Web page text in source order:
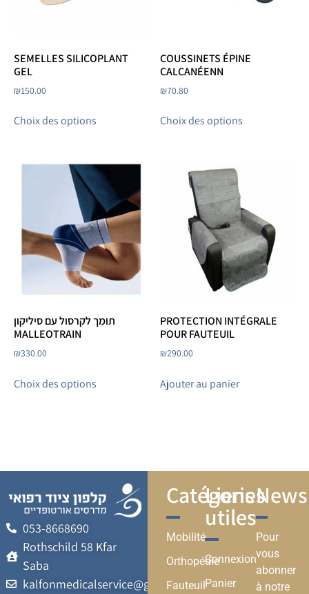
SEMELLES SILICOPLANT
GEL
₪150.00
Choix des options
COUSSINETS ÉPINE
CALCANÉENN
₪70.80
Choix des options
תומך לקרסול עם סיליקון
MALLEOTRAIN
₪330.00
Choix des options
PROTECTION INTÉGRALE
POUR FAUTEUIL
₪290.00
Ajouter au panier
053-8668690
Rothschild 58 Kfar
Saba
kalfonmedicalservice@gmail.com
Catégories
Mobilité
Orthopédie
Fauteuil
Liens
utiles
Connexion
Panier
Pour
vous
abonner
à notre